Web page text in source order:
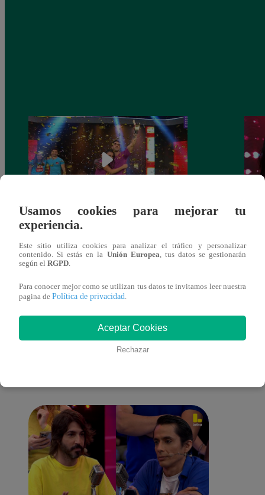
Diego Chávarri se impuso en una reñida
final a ‘Tomate’ Barraza y se llevó dos
autos cero kilómetros
final
También te puede
Usamos cookies para mejorar tu
experiencia.
Este sitio utiliza cookies para analizar el tráfico y personalizar
contenido. Si estás en la Unión Europea, tus datos se gestionarán
según el RGPD.
Para conocer mejor como se utilizan tus datos te invitamos leer nuestra
pagina de Política de privacidad.
Aceptar Cookies
Rechazar